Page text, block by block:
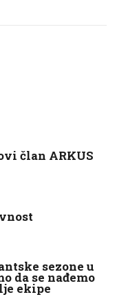
član ARKUS
sezone u
da se nađemo
ekipe